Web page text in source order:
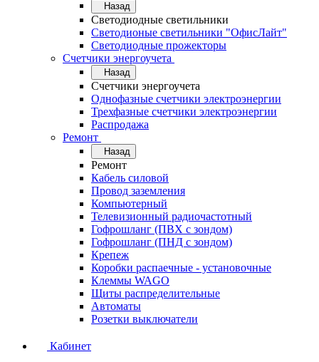
Назад
Светодиодные светильники
Светодионые светильники "ОфисЛайт"
Светодиодные прожекторы
Счетчики энергоучета
Назад
Счетчики энергоучета
Однофазные счетчики электроэнергии
Трехфазные счетчики электроэнергии
Распродажа
Ремонт
Назад
Ремонт
Кабель силовой
Провод заземления
Компьютерный
Телевизионный радиочастотный
Гофрошланг (ПВХ с зондом)
Гофрошланг (ПНД с зондом)
Крепеж
Коробки распаечные - установочные
Клеммы WAGO
Щиты распределительные
Автоматы
Розетки выключатели
Кабинет